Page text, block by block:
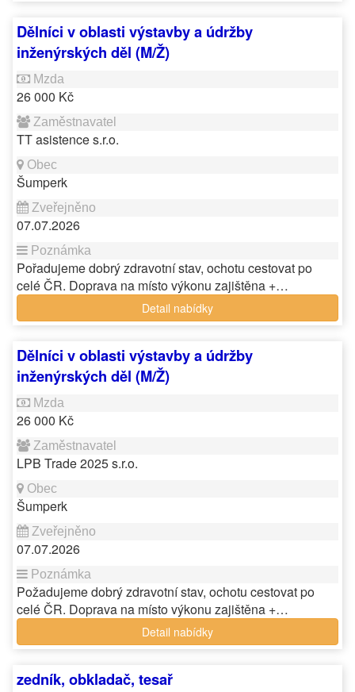
Dělníci v oblasti výstavby a údržby
inženýrských děl (M/Ž)
26 000 Kč
TT asistence s.r.o.
Šumperk
07.07.2026
Pořadujeme dobrý zdravotní stav, ochotu cestovat po
celé ČR. Doprava na místo výkonu zajištěna +…
Detail nabídky
Dělníci v oblasti výstavby a údržby
inženýrských děl (M/Ž)
26 000 Kč
LPB Trade 2025 s.r.o.
Šumperk
07.07.2026
Požadujeme dobrý zdravotní stav, ochotu cestovat po
celé ČR. Doprava na místo výkonu zajištěna +…
Detail nabídky
zedník, obkladač, tesař